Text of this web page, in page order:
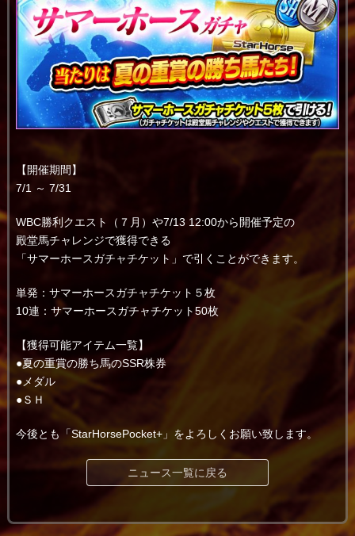
【開催期間】
7/1 ～ 7/31
WBC勝利クエスト（７月）や7/13 12:00から開催予定の
殿堂馬チャレンジで獲得できる
「サマーホースガチャチケット」で引くことができます。
単発：サマーホースガチャチケット５枚
10連：サマーホースガチャチケット50枚
【獲得可能アイテム一覧】
●夏の重賞の勝ち馬のSSR株券
●メダル
●ＳＨ
今後とも「StarHorsePocket+」をよろしくお願い致します。
ニュース一覧に戻る